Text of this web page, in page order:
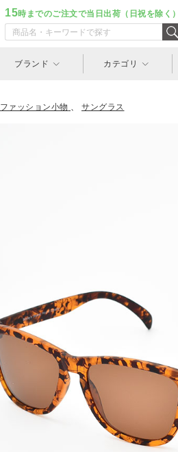
15時までのご注文で当日出荷（日祝を除く）
ブランド カテゴリ
ファッション小物 、 サングラス